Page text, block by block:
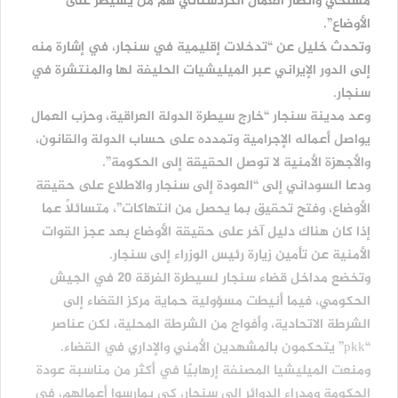
الأوضاع”.
وتحدث خليل عن “تدخلات إقليمية في سنجار، في إشارة منه
إلى الدور الإيراني عبر الميليشيات الحليفة لها والمنتشرة في
سنجار.
وعد مدينة سنجار “خارج سيطرة الدولة العراقية، وحزب العمال
يواصل أعماله الإجرامية وتمدده على حساب الدولة والقانون،
والأجهزة الأمنية لا توصل الحقيقة إلى الحكومة”.
ودعا السوداني إلى “العودة إلى سنجار والاطلاع على حقيقة
الأوضاع، وفتح تحقيق بما يحصل من انتهاكات”، متسائلاً عما
إذا كان هناك دليل آخر على حقيقة الأوضاع بعد عجز القوات
الأمنية عن تأمين زيارة رئيس الوزراء إلى سنجار.
وتخضع مداخل قضاء سنجار لسيطرة الفرقة 20 في الجيش
الحكومي، فيما أنيطت مسؤولية حماية مركز القضاء إلى
الشرطة الاتحادية، وأفواج من الشرطة المحلية، لكن عناصر
“pkk” يتحكمون بالمشهدين الأمني والإداري في القضاء.
ومنعت الميليشيا المصنفة إرهابيًا في أكثر من مناسبة عودة